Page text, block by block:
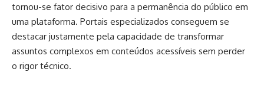
tornou-se fator decisivo para a permanência do público em
uma plataforma. Portais especializados conseguem se
destacar justamente pela capacidade de transformar
assuntos complexos em conteúdos acessíveis sem perder
o rigor técnico.